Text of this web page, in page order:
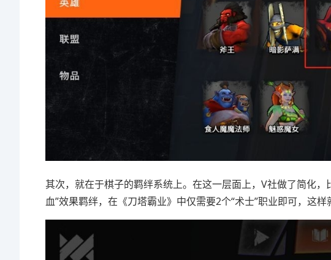
其次，就在于棋子的羁绊系统上。在这一层面上，V社做了简化
血”效果羁绊，在《刀塔霸业》中仅需要2个“术士”职业即可，这